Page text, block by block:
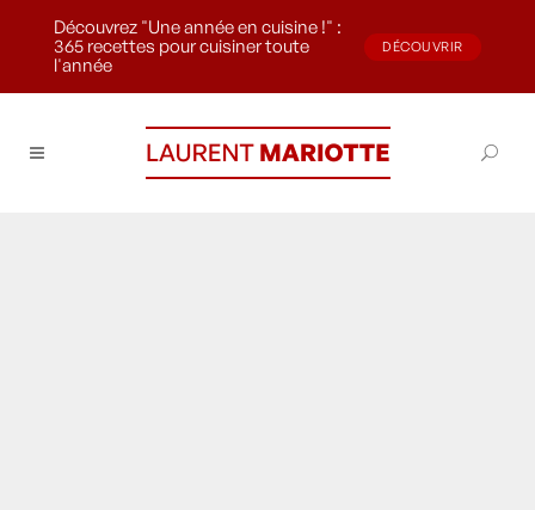
Découvrez "Une année en cuisine !" :
365 recettes pour cuisiner toute
l'année
DÉCOUVRIR